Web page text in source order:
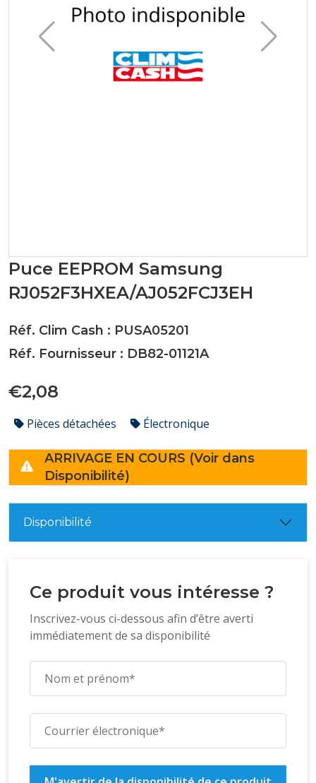
Puce EEPROM Samsung
RJ052F3HXEA/AJ052FCJ3EH
Réf. Clim Cash : PUSA05201
Réf. Fournisseur : DB82-01121A
€2,08
Pièces détachées Électronique
ARRIVAGE EN COURS (Voir dans
Disponibilité)
Disponibilité
Ce produit vous intéresse ?
Inscrivez-vous ci-dessous afin d’être averti
immédiatement de sa disponibilité